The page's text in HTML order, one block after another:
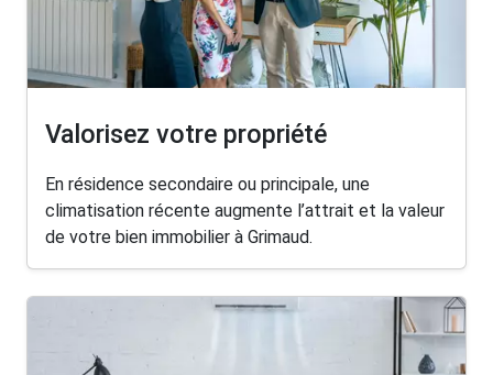
Valorisez votre propriété
En résidence secondaire ou principale, une
climatisation récente augmente l’attrait et la valeur
de votre bien immobilier à Grimaud.